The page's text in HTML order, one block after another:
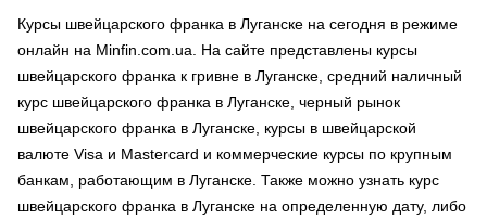
Курсы швейцарского франка в Луганске на сегодня в режиме
онлайн на Minfin.com.ua. На сайте представлены курсы
швейцарского франка к гривне в Луганске, средний наличный
курс швейцарского франка в Луганске, черный рынок
швейцарского франка в Луганске, курсы в швейцарской
валюте Visa и Mastercard и коммерческие курсы по крупным
банкам, работающим в Луганске. Также можно узнать курс
швейцарского франка в Луганске на определенную дату, либо